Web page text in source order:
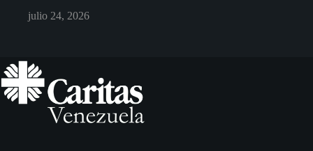
julio 24, 2026